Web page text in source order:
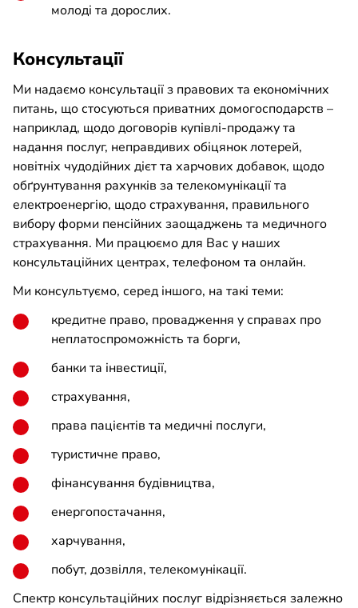
молоді та дорослих.
Консультації
Ми надаємо консультації з правових та економічних
питань, що стосуються приватних домогосподарств –
наприклад, щодо договорів купівлі-продажу та
надання послуг, неправдивих обіцянок лотерей,
новітніх чудодійних дієт та харчових добавок, щодо
обґрунтування рахунків за телекомунікації та
електроенергію, щодо страхування, правильного
вибору форми пенсійних заощаджень та медичного
страхування. Ми працюємо для Вас у наших
консультаційних центрах, телефоном та онлайн.
Ми консультуємо, серед іншого, на такі теми:
кредитне право, провадження у справах про
неплатоспроможність та борги,
банки та інвестиції,
страхування,
права пацієнтів та медичні послуги,
туристичне право,
фінансування будівництва,
енергопостачання,
харчування,
побут, дозвілля, телекомунікації.
Спектр консультаційних послуг відрізняється залежно